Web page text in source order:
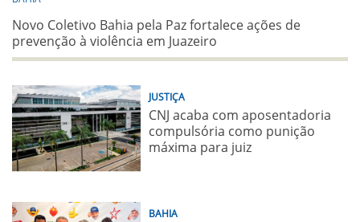
Novo Coletivo Bahia pela Paz fortalece ações de
prevenção à violência em Juazeiro
JUSTIÇA
CNJ acaba com aposentadoria
compulsória como punição
máxima para juiz
BAHIA